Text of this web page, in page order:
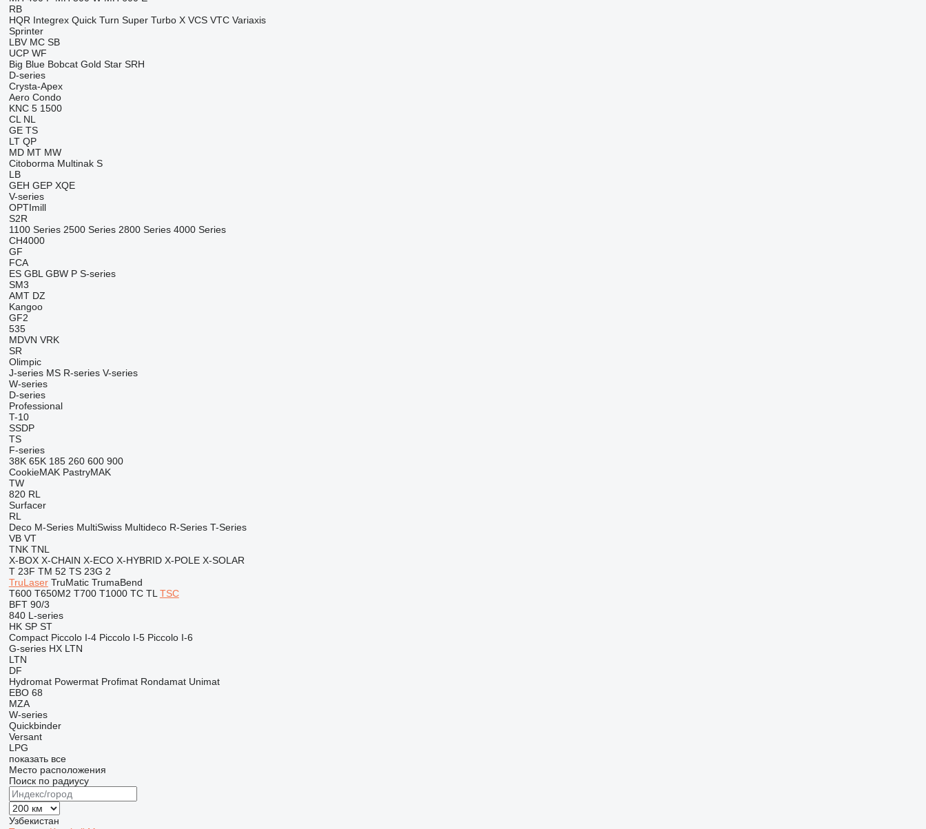
RB
HQR Integrex Quick Turn Super Turbo X VCS VTC Variaxis
Sprinter
LBV MC SB
UCP WF
Big Blue Bobcat Gold Star SRH
D-series
Crysta-Apex
Aero Condo
KNC 5 1500
CL NL
GE TS
LT QP
MD MT MW
Citoborma Multinak S
LB
GEH GEP XQE
V-series
OPTImill
S2R
1100 Series 2500 Series 2800 Series 4000 Series
CH4000
GF
FCA
ES GBL GBW P S-series
SM3
AMT DZ
Kangoo
GF2
535
MDVN VRK
SR
Olimpic
J-series MS R-series V-series
W-series
D-series
Professional
T-10
SSDP
TS
F-series
38K 65K 185 260 600 900
CookieMAK PastryMAK
TW
820 RL
Surfacer
RL
Deco M-Series MultiSwiss Multideco R-Series T-Series
VB VT
TNK TNL
X-BOX X-CHAIN X-ECO X-HYBRID X-POLE X-SOLAR
T 23F TM 52 TS 23G 2
TruLaser TruMatic TrumaBend
T600 T650M2 T700 T1000 TC TL TSC
BFT 90/3
840 L-series
HK SP ST
Compact Piccolo I-4 Piccolo I-5 Piccolo I-6
G-series HX LTN
LTN
DF
Hydromat Powermat Profimat Rondamat Unimat
EBO 68
MZA
W-series
Quickbinder
Versant
LPG
показать все
Место расположения
Поиск по радиусу
Узбекистан